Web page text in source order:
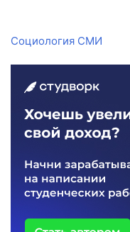
Социология СМИ